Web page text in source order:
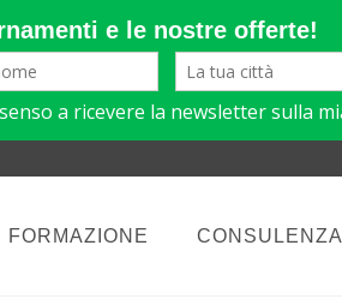
FORMAZIONE CONSULENZA